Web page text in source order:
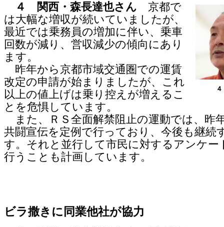
４ 関西・森長達也さん 京都で
は大幅な増収が続いていましたが、
最近では乗務員の増加に伴い、乗車
回数が減り、営収減少の傾向にあり
ます。
昨年から京都市域交通圏での運賃
改定の申請が始まりましたが、これ
以上の値上げは乗り控えが増えるこ
とを危惧しています。
また、ＲＳ全面解禁阻止の運動では、昨
共闘宣伝を定例で行っており、今後も継続
す。それと並行して市民に対するアンケー
行うことも計画しています。
ビラ撒きに同業他社が協力